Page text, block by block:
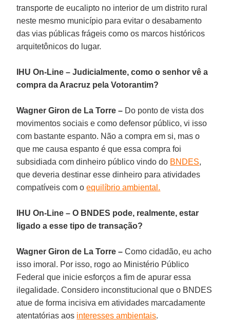
transporte de eucalipto no interior de um distrito rural
neste mesmo município para evitar o desabamento
das vias públicas frágeis como os marcos históricos
arquitetônicos do lugar.
IHU On-Line – Judicialmente, como o senhor vê a
compra da Aracruz pela Votorantim?
Wagner Giron de La Torre – Do ponto de vista dos
movimentos sociais e como defensor público, vi isso
com bastante espanto. Não a compra em si, mas o
que me causa espanto é que essa compra foi
subsidiada com dinheiro público vindo do BNDES,
que deveria destinar esse dinheiro para atividades
compatíveis com oequilíbrio ambiental.
IHU On-Line – O BNDES pode, realmente, estar
ligado a esse tipo de transação?
Wagner Giron de La Torre – Como cidadão, eu acho
isso imoral. Por isso, rogo ao Ministério Público
Federal que inicie esforços a fim de apurar essa
ilegalidade. Considero inconstitucional que o BNDES
atue de forma incisiva em atividades marcadamente
atentatórias aos interesses ambientais.